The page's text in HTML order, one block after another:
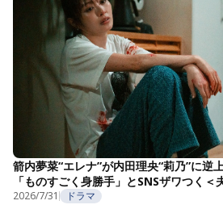
箭内夢菜“エレナ”が内田理央“莉乃”に逆
「ものすごく身勝手」とSNSザワつく＜
2026/7/31 ドラマ